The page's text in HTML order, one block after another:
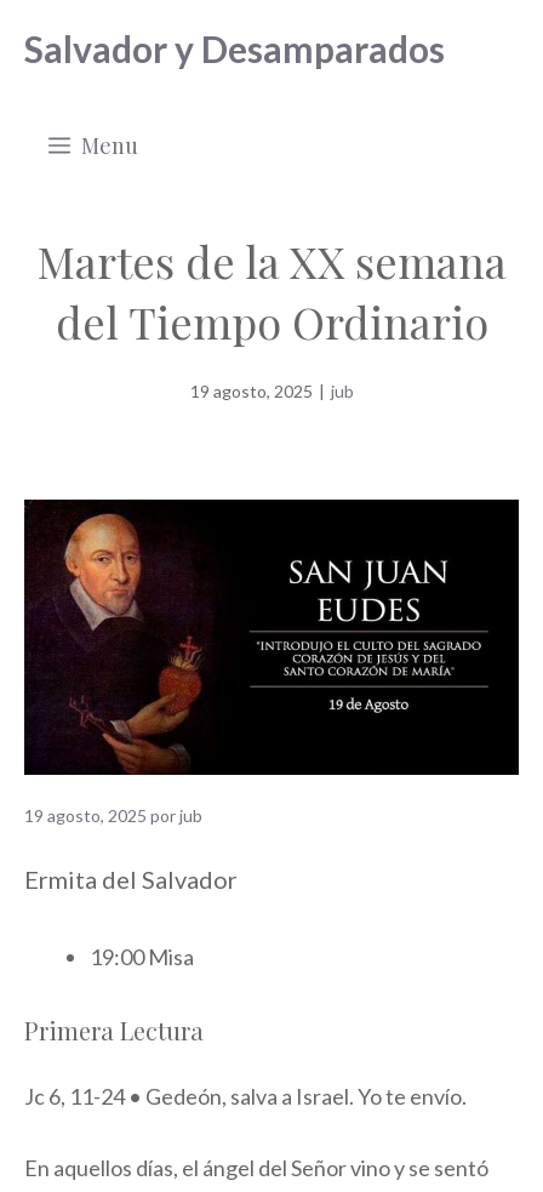
Salvador y Desamparados
Menu
Martes de la XX semana
del Tiempo Ordinario
19 agosto, 2025 | jub
19 agosto, 2025 porjub
Ermita del Salvador
19:00 Misa
Primera Lectura
Jc 6, 11-24 • Gedeón, salva a Israel. Yo te envío.
En aquellos días, el ángel del Señor vino y se sentó